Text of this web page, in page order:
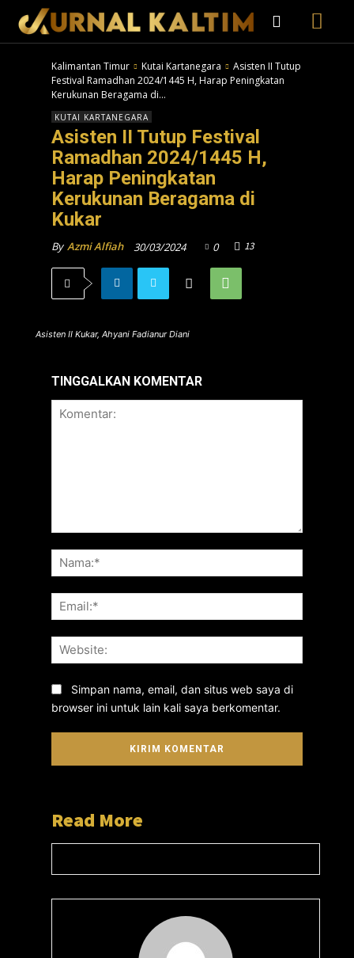
Kalimantan Timur Kutai Kartanegara
Asisten II Tutup
Festival Ramadhan 2024/1445 H, Harap Peningkatan
Kerukunan Beragama di...
KUTAI KARTANEGARA
Asisten II Tutup Festival
Ramadhan 2024/1445 H,
Harap Peningkatan
Kerukunan Beragama di
Kukar
By Azmi Alfiah 30/03/2024 0 13
Asisten II Kukar, Ahyani Fadianur Diani
TINGGALKAN KOMENTAR
Simpan nama, email, dan situs web saya di
browser ini untuk lain kali saya berkomentar.
Read More